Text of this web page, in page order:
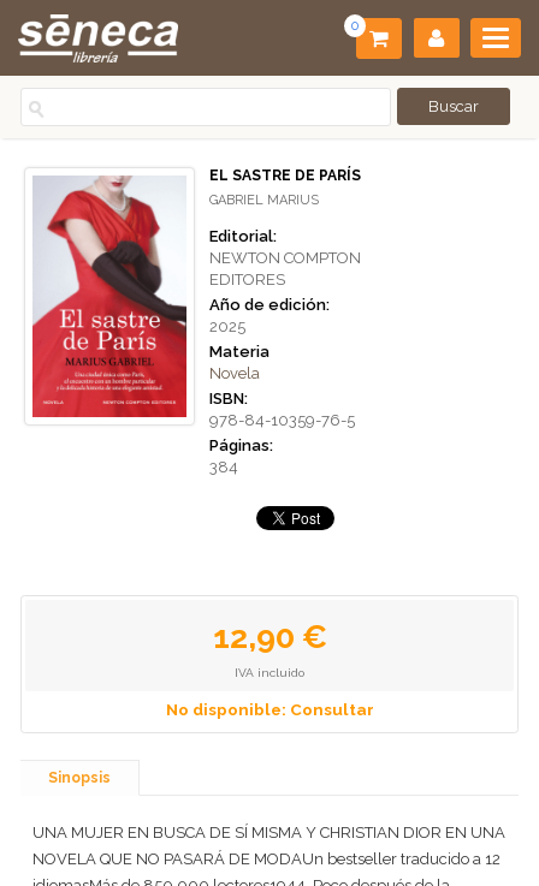
0
EL SASTRE DE PARÍS
GABRIEL MARIUS
Editorial:
NEWTON COMPTON
EDITORES
Año de edición:
2025
Materia
Novela
ISBN:
978-84-10359-76-5
Páginas:
384
12,90 €
IVA incluido
No disponible: Consultar
Sinopsis
UNA MUJER EN BUSCA DE SÍ MISMA Y CHRISTIAN DIOR EN UNA
NOVELA QUE NO PASARÁ DE MODAUn bestseller traducido a 12